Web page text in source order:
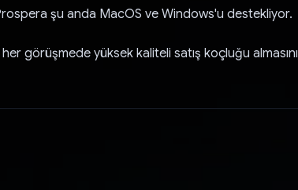
şu anda MacOS ve Windows'u destekliyor.
görüşmede yüksek kaliteli satış koçluğu almasını